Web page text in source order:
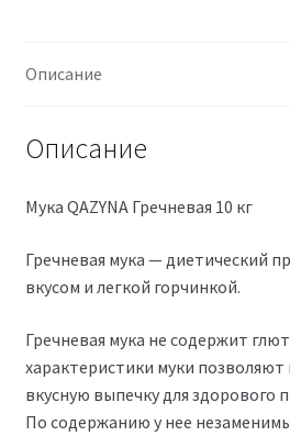
Описание
Описание
Мука QAZYNA Гречневая 10 кг
Гречневая мука — диетический
вкусом и легкой горчинкой.
Гречневая мука не содержит
характеристики муки позволяют
вкусную выпечку для здорового
По содержанию у нее